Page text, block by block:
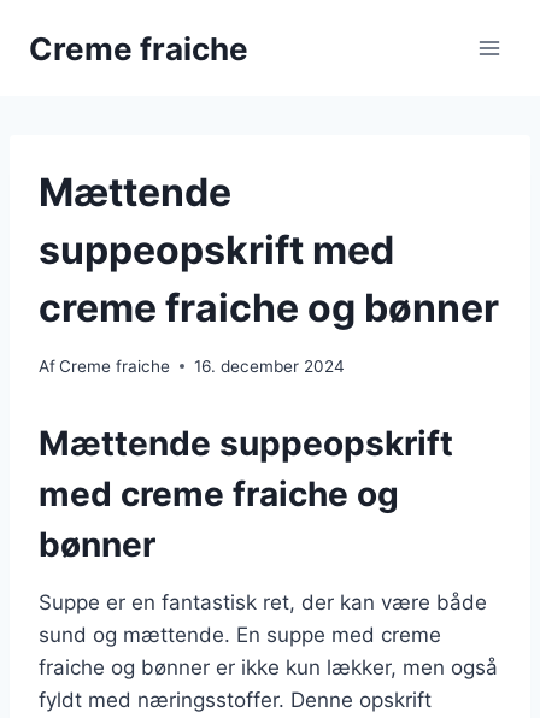
Creme fraiche
Mættende
suppeopskrift med
creme fraiche og bønner
AfCreme fraiche 16. december 2024
Mættende suppeopskrift
med creme fraiche og
bønner
Suppe er en fantastisk ret, der kan være både
sund og mættende. En suppe med creme
fraiche og bønner er ikke kun lækker, men også
fyldt med næringsstoffer. Denne opskrift